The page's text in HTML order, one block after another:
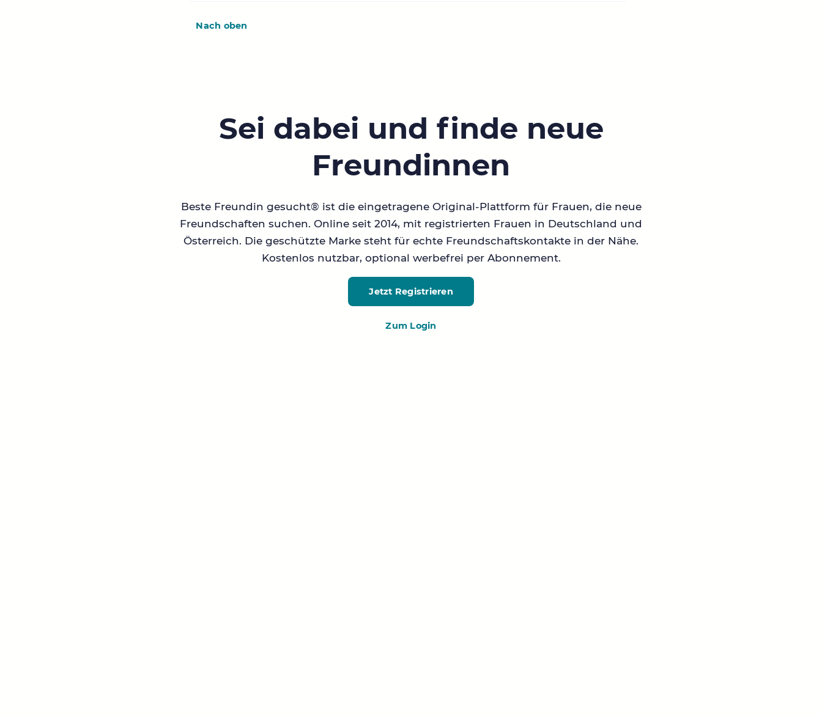
Nach oben
Sei dabei und finde neue
Freundinnen
Beste Freundin gesucht® ist die eingetragene Original-Plattform für Frauen, die neue
Freundschaften suchen. Online seit 2014, mit registrierten Frauen in Deutschland und
Österreich. Die geschützte Marke steht für echte Freundschaftskontakte in der Nähe.
Kostenlos nutzbar, optional werbefrei per Abonnement.
Jetzt Registrieren
Zum Login